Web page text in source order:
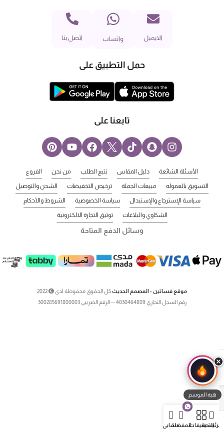
الايميل واتساب اتصل بنا
حمل التطبيق على
تابعنا على
الأسئلة الشائعة دليل المقاس تتبع الطلب من نحن الفروع
التسويق بالعموله مبيعات الجملة ترخيص التخفيضات الشحن والتوصيل
سياسة الإسترجاع والإستبدال سياسة الخصوصية الشروط والأحكام
الشكاوي والبلاغات توثيق التجارة الالكترونية
وسائل الدفع المتاحة
موقع فساتين - المصمم الحديثكل الحقوق محفوظة لدى
2022
رقم السجل التجاري 4030464809 -- الرقم الضريبي 300285691800003
التصنيفاتالمفضلةحسابي
هبة الموسم